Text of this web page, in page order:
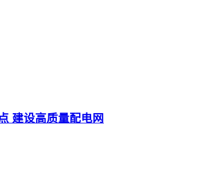
建设高质量配电网